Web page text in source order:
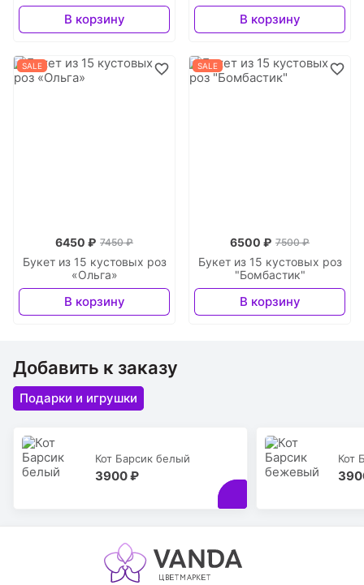
В корзину В корзину
SALE
Букет из 15 кустовых роз
«Ольга»
6450 ₽ 7450 ₽
В корзину
SALE
Букет из 15 кустовых роз
"Бомбастик"
6500 ₽ 7500 ₽
В корзину
Добавить к заказу
Подарки и игрушки
Кот Барсик белый
3900 ₽
Кот